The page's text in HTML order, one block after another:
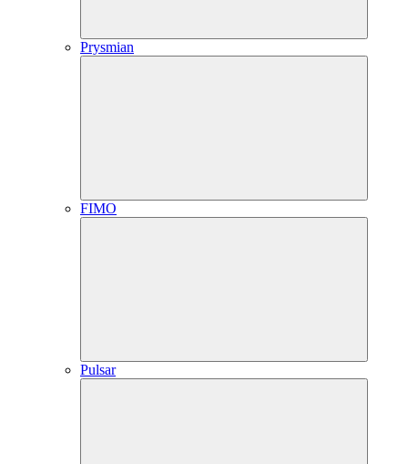
Prysmian
FIMO
Pulsar